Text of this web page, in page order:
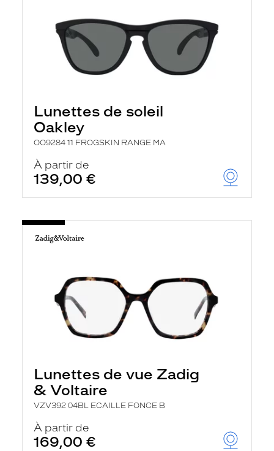
Lunettes de soleil
Oakley
OO9284 11 FROGSKIN RANGE MA
À partir de
139,00 €
Lunettes de vue Zadig
& Voltaire
VZV392 04BL ECAILLE FONCE B
À partir de
169,00 €